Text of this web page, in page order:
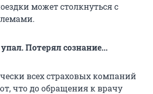
может столкнуться с
Потерял сознание...
всех страховых компаний
что до обращения к врачу